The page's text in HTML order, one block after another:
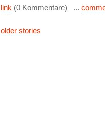
link (0 Kommentare) ...
older stories